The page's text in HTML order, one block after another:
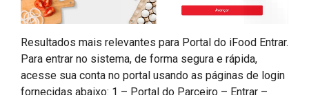
Resultados mais relevantes para Portal do iFood Entrar.
Para entrar no sistema, de forma segura e rápida,
acesse sua conta no portal usando as páginas de login
fornecidas abaixo: 1 – Portal do Parceiro – Entrar –